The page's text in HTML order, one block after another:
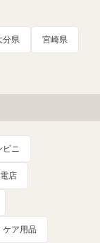
分県 宮崎県
ビニ
店
ケア用品